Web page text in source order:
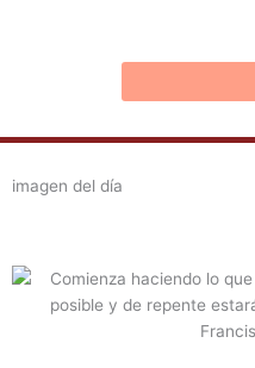
imagen del día